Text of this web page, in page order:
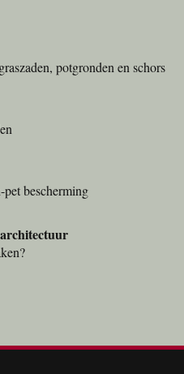
potgronden en schors
bescherming